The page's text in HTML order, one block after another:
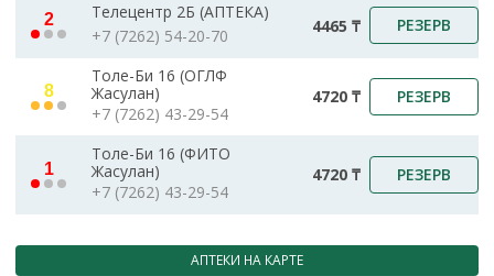
2
Телецентр 2Б (АПТЕКА)
+7 (7262) 54-20-70
4465 ₸ РЕЗЕРВ
8
Толе-Би 16 (ОГЛФ
Жасулан)
+7 (7262) 43-29-54
4720 ₸ РЕЗЕРВ
1
Толе-Би 16 (ФИТО
Жасулан)
+7 (7262) 43-29-54
4720 ₸ РЕЗЕРВ
АПТЕКИ НА КАРТЕ